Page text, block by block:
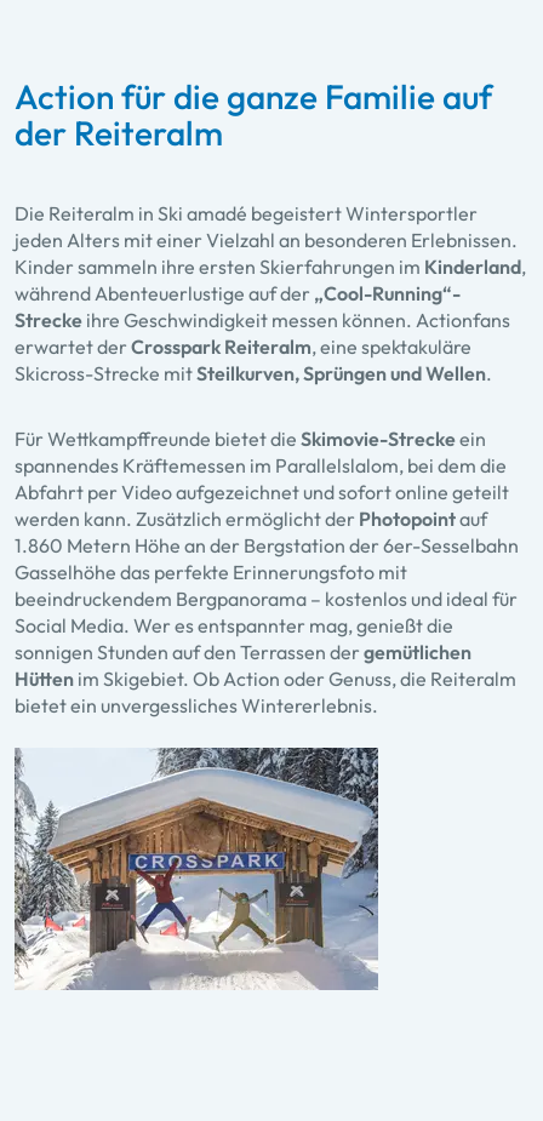
Action für die ganze Familie auf
der Reiteralm
Die Reiteralm in Ski amadé begeistert Wintersportler
jeden Alters mit einer Vielzahl an besonderen Erlebnissen.
Kinder sammeln ihre ersten Skierfahrungen im Kinderland,
während Abenteuerlustige auf der „Cool-Running“-
Strecke ihre Geschwindigkeit messen können. Actionfans
erwartet der Crosspark Reiteralm, eine spektakuläre
Skicross-Strecke mitSteilkurven, Sprüngen und Wellen.
Für Wettkampffreunde bietet die Skimovie-Streckeein
spannendes Kräftemessen im Parallelslalom, bei dem die
Abfahrt per Video aufgezeichnet und sofort online geteilt
werden kann. Zusätzlich ermöglicht der Photopointauf
1.860 Metern Höhe an der Bergstation der 6er-Sesselbahn
Gasselhöhe das perfekte Erinnerungsfoto mit
beeindruckendem Bergpanorama – kostenlos und ideal für
Social Media. Wer es entspannter mag, genießt die
sonnigen Stunden auf den Terrassen der gemütlichen
Hütten im Skigebiet. Ob Action oder Genuss, die Reiteralm
bietet ein unvergessliches Wintererlebnis.